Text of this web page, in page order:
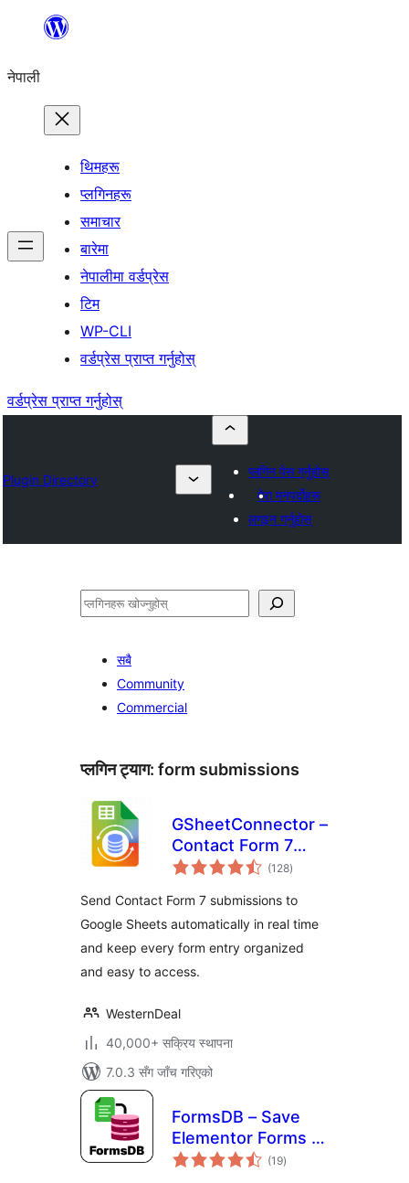
सामग्रीमा
नेपाली
थिमहरू
प्लगिनहरू
समाचार
बारेमा
नेपालीमा वर्डप्रेस
टिम
WP-CLI
वर्डप्रेस प्राप्त गर्नुहोस्
वर्डप्रेस प्राप्त गर्नुहोस्
Plugin Directory
प्लगिन पेस गर्नुहोस्
मेरा मनपर्दोहरू
लगइन गर्नुहोस्
खोज्नुहोस्
सबै
Community
Commercial
प्लगिन ट्याग: form submissions
GSheetConnector –
Contact Form 7
Google Sheets
CF7 Entries to
Database
(128कुल
रेटिङ्गहरू
)
Send Contact Form 7 submissions to
Google Sheets automatically in real time
and keep every form entry organized
and easy to access.
WesternDeal
40,000+ सक्रिय स्थापना
7.0.3 सँग जाँच गरिएको
FormsDB – Save
Elementor Forms to
Google Sheets &
(19कुल
रेटिङ्गहरू
)